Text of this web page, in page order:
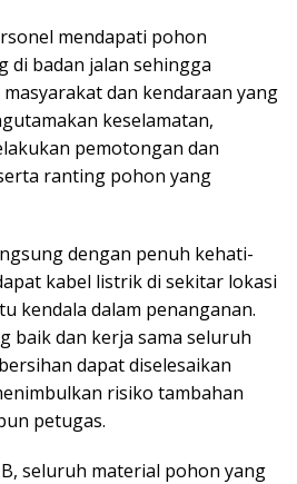
mendapati pohon
di badan jalan sehingga
dan kendaraan yang
keselamatan,
pemotongan dan
ranting pohon yang
dengan penuh kehati-
kabel listrik di sekitar lokasi
kendala dalam penanganan.
baik dan kerja sama seluruh
dapat diselesaikan
risiko tambahan
petugas.
seluruh material pohon yang